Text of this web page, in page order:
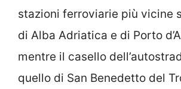
stazioni ferroviarie più vicine
di Alba Adriatica e di Porto
mentre il casello
quello di San Benedetto del